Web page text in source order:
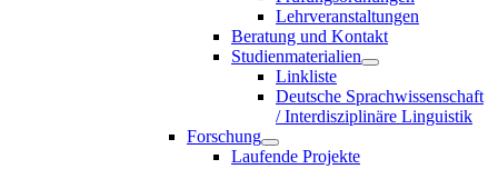
Lehrveranstaltungen
Beratung und Kontakt
Studienmaterialien
Linkliste
Deutsche Sprachwissenschaft
/ Interdisziplinäre Linguistik
Forschung
Laufende Projekte